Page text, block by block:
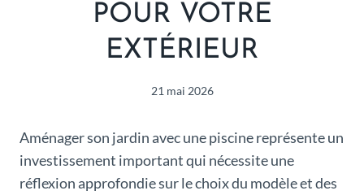
POUR VOTRE
EXTÉRIEUR
21 mai 2026
Aménager son jardin avec une piscine représente un
investissement important qui nécessite une
réflexion approfondie sur le choix du modèle et des